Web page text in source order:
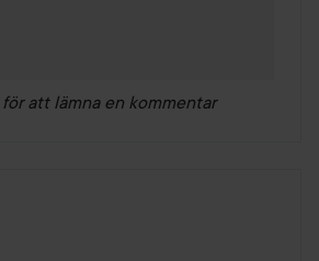
för att lämna en kommentar
skapades 1 år